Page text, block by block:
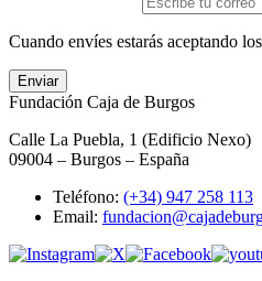
Cuando envíes estarás aceptando los
Enviar
Fundación Caja de Burgos
Calle La Puebla, 1 (Edificio Nexo)
09004 – Burgos – España
Teléfono: (+34) 947 258 113
Email: